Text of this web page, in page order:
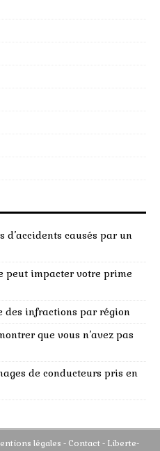
d’accidents causés par un
peut impacter votre prime
des infractions par région
que vous n’avez pas
de conducteurs pris en
légales - Contact - Liberte-